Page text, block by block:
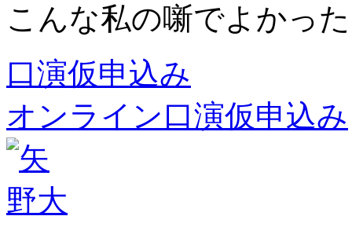
こんな私の噺でよかっ
口演仮申込み
オンライン口演仮申込み